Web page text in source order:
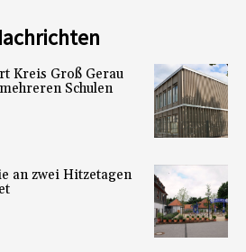
Kreis Groß Gerau
Schulen
an zwei Hitzetagen